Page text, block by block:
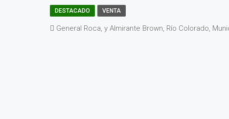
DESTACADO VENTA
General Roca, y Almirante Brown, Río Colorado,